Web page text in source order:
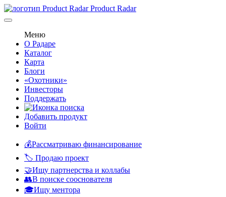
Product Radar
Меню
О Радаре
Каталог
Карта
Блоги
«Охотники»
Инвесторы
Поддержать
Добавить продукт
Войти
💰Рассматриваю финансирование
🏷️ Продаю проект
🤝Ищу партнерства и коллабы
👥В поиске сооснователя
🎓Ищу ментора